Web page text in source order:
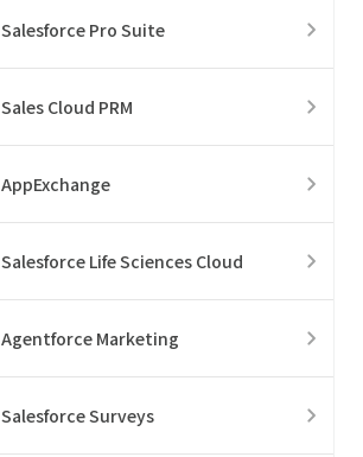
Salesforce Pro Suite
Sales Cloud PRM
AppExchange
Salesforce Life Sciences Cloud
Agentforce Marketing
Salesforce Surveys